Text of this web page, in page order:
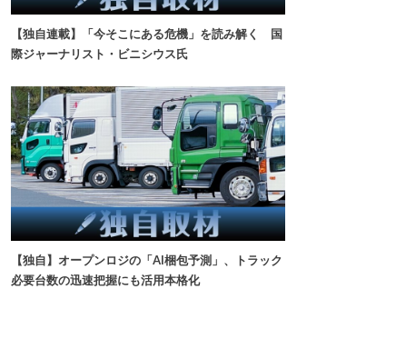
【独自連載】「今そこにある危機」を読み解く 国
際ジャーナリスト・ビニシウス氏
【独自】オープンロジの「AI梱包予測」、トラック
必要台数の迅速把握にも活用本格化